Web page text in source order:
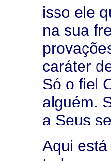
isso ele
na sua
caráter
Só o fiel
alguém.
a Seus
Aqui